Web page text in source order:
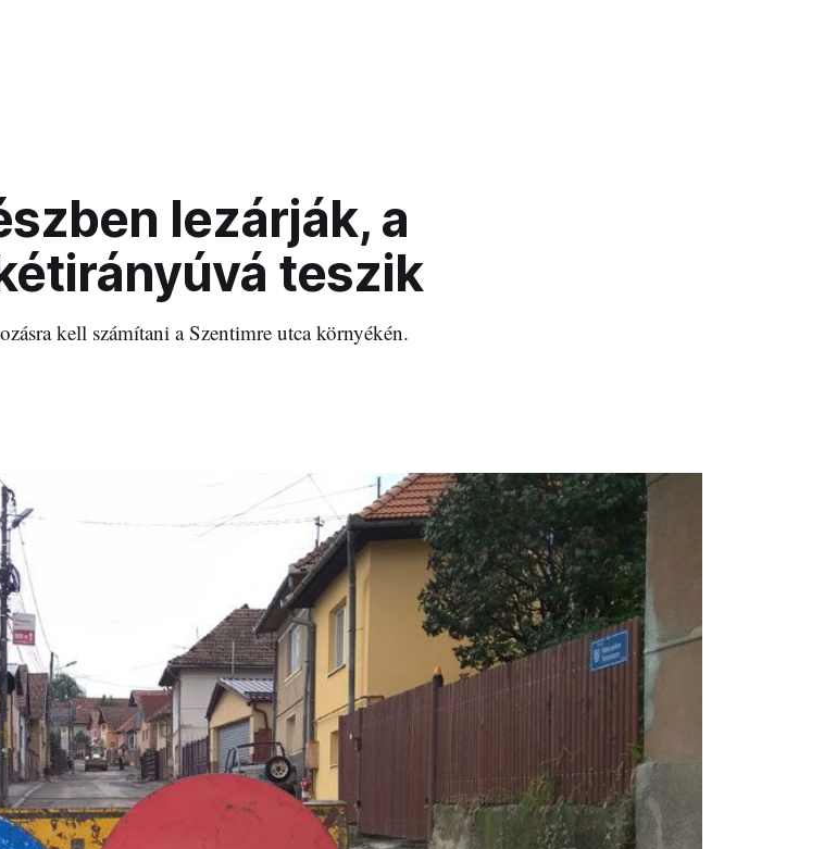
lezárják, a
teszik
kell számítani a Szentimre utca környékén.